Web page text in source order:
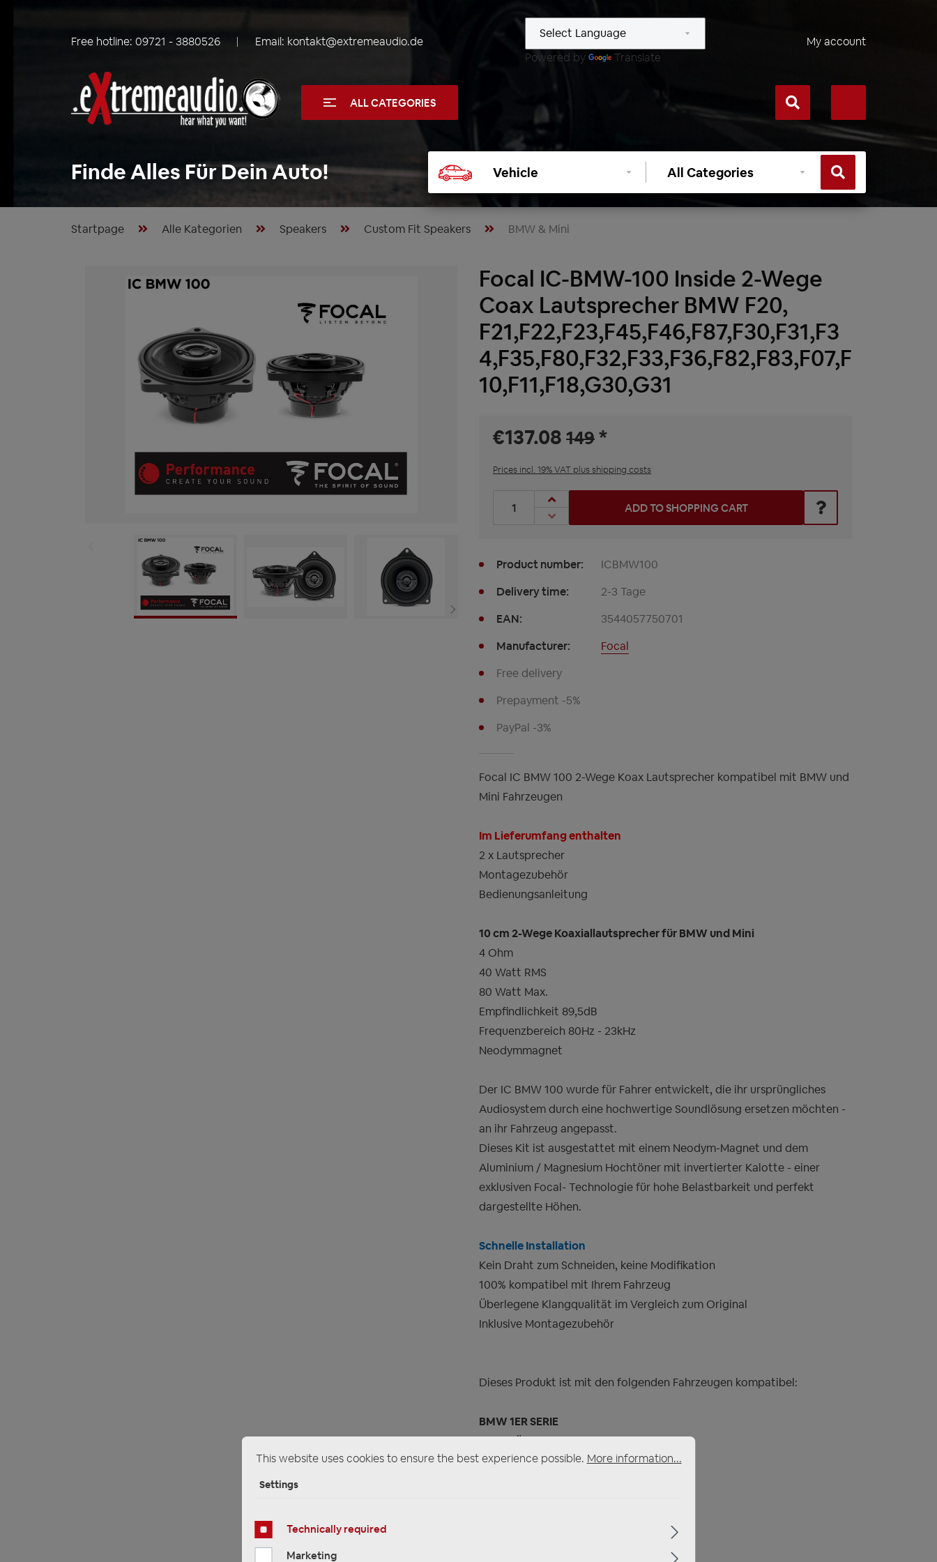
Free hotline: 09721 - 3880526 Email: kontakt@extremeaudio.de
Powered by
Translate
My account
ALL CATEGORIES
Finde Alles Für Dein Auto!
vehicle
Select
category
Startpage Alle Kategorien Speakers Custom Fit Speakers BMW & Mini
Focal IC-BMW-100 Inside 2-Wege
Coax Lautsprecher BMW F20,
F21,F22,F23,F45,F46,F87,F30,F31,F3
4,F35,F80,F32,F33,F36,F82,F83,F07,F
10,F11,F18,G30,G31
€137.08 149*
Prices incl. 19% VAT plus shipping costs
Product Quantity: Enter the desired amount or use the buttons to increase or decrease
ADD TO SHOPPING CART
Product number:
ICBMW100
Delivery time:
2-3 Tage
EAN:
3544057750701
Manufacturer:
Focal
Free delivery
Prepayment -5%
PayPal -3%
Focal IC BMW 100 2-Wege Koax Lautsprecher kompatibel mit BMW und
Mini Fahrzeugen
Im Lieferumfang enthalten
2 x Lautsprecher
Montagezubehör
Bedienungsanleitung
10 cm 2-Wege Koaxiallautsprecher für BMW und Mini
4 Ohm
40 Watt RMS
80 Watt Max.
Empfindlichkeit 89,5dB
Frequenzbereich 80Hz - 23kHz
Neodymmagnet
Der IC BMW 100 wurde für Fahrer entwickelt, die ihr ursprüngliches
Audiosystem durch eine hochwertige Soundlösung ersetzen möchten -
an ihr Fahrzeug angepasst.
Dieses Kit ist ausgestattet mit einem Neodym-Magnet und dem
Aluminium / Magnesium Hochtöner mit invertierter Kalotte - einer
exklusiven Focal- Technologie für hohe Belastbarkeit und perfekt
dargestellte Höhen.
Schnelle Installation
Kein Draht zum Schneiden, keine Modifikation
100% kompatibel mit Ihrem Fahrzeug
Überlegene Klangqualität im Vergleich zum Original
Inklusive Montagezubehör
Dieses Produkt ist mit den folgenden Fahrzeugen kompatibel:
BMW 1ER SERIE
E81 3 TÜREN 2007-2012
E82 COUPE 2007-2013
This website uses cookies to ensure the best experience possible. More information...
Settings
Technically required
Marketing